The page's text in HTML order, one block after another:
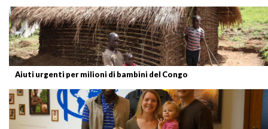
Aiuti urgenti per milioni di bambini del Congo